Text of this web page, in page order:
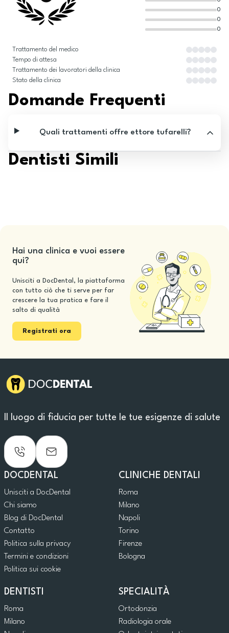
0
0
0
Trattamento del medico
Tempo di attesa
Trattamento dei lavoratori della clinica
Stato della clinica
Domande Frequenti
Quali trattamenti offre ettore tufarelli?
Dentisti Simili
Hai una clinica e vuoi essere
qui?
Unisciti a DocDental, la piattaforma
con tutto ciò che ti serve per far
crescere la tua pratica e fare il
salto di qualità
Registrati ora
Il luogo di fiducia per tutte le tue esigenze di salute
DOCDENTAL
Unisciti a DocDental
Chi siamo
Blog di DocDental
Contatto
Politica sulla privacy
Termini e condizioni
Politica sui cookie
CLINICHE DENTALI
Roma
Milano
Napoli
Torino
Firenze
Bologna
DENTISTI
Roma
Milano
SPECIALITÀ
Ortodonzia
Radiologia orale